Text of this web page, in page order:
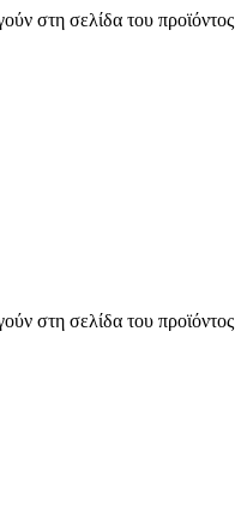
στη σελίδα του προϊόντος
στη σελίδα του προϊόντος